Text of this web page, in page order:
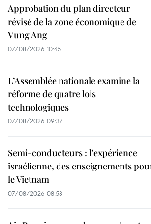
Approbation du plan directeur
révisé de la zone économique de
Vung Ang
07/08/2026 10:45
L’Assemblée nationale examine la
réforme de quatre lois
technologiques
07/08/2026 09:37
Semi-conducteurs : l’expérience
israélienne, des enseignements
le Vietnam
07/08/2026 08:53